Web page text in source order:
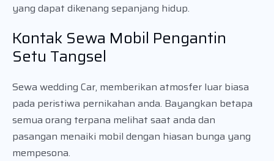
yang dapat dikenang sepanjang hidup.
Kontak Sewa Mobil Pengantin
Setu Tangsel
Sewa wedding Car, memberikan atmosfer luar biasa
pada peristiwa pernikahan anda. Bayangkan betapa
semua orang terpana melihat saat anda dan
pasangan menaiki mobil dengan hiasan bunga yang
mempesona.